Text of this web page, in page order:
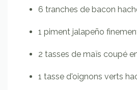
6 tranches de bacon
1 piment jalapeño
2 tasses de maïs coupé
1 tasse d'oignons verts